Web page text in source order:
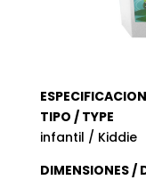
TIPO / TYPE
infantil / Kiddie
DIMENSIONES /